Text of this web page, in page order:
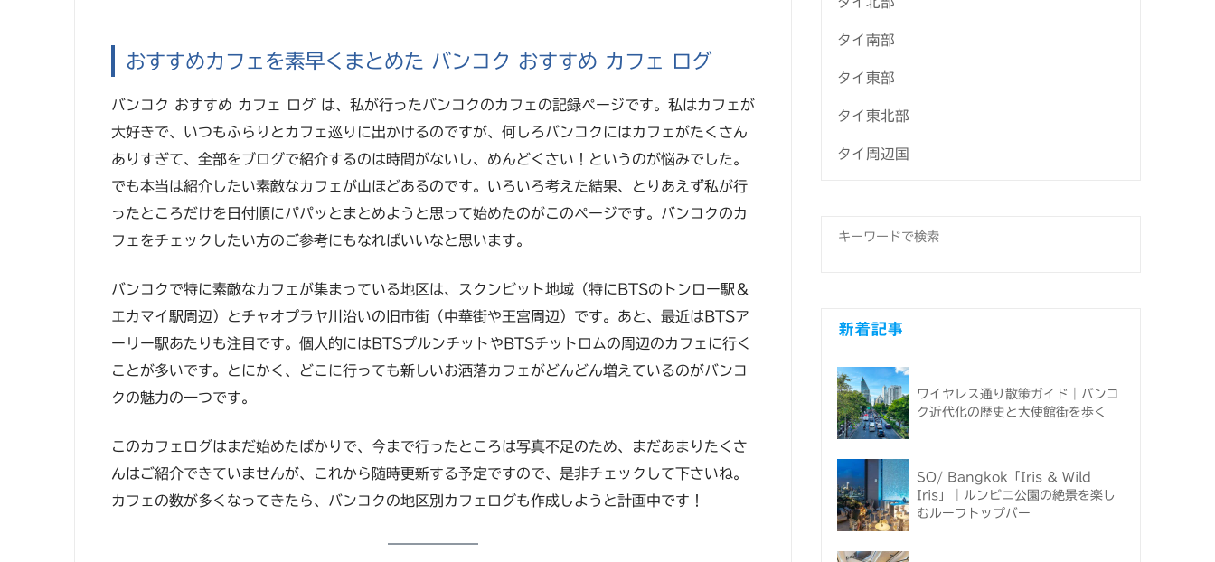
おすすめカフェを素早くまとめた バンコク おすすめ カフェ ログ
バンコク おすすめ カフェ ログ は、私が行ったバンコクのカフェの記録ページです。私はカフェが
大好きで、いつもふらりとカフェ巡りに出かけるのですが、何しろバンコクにはカフェがたくさん
ありすぎて、全部をブログで紹介するのは時間がないし、めんどくさい！というのが悩みでした。
でも本当は紹介したい素敵なカフェが山ほどあるのです。いろいろ考えた結果、とりあえず私が行
ったところだけを日付順にパパッとまとめようと思って始めたのがこのページです。バンコクのカ
フェをチェックしたい方のご参考にもなればいいなと思います。
バンコクで特に素敵なカフェが集まっている地区は、スクンビット地域（特にBTSのトンロー駅＆
エカマイ駅周辺）とチャオプラヤ川沿いの旧市街（中華街や王宮周辺）です。あと、最近はBTSア
ーリー駅あたりも注目です。個人的にはBTSプルンチットやBTSチットロムの周辺のカフェに行く
ことが多いです。とにかく、どこに行っても新しいお洒落カフェがどんどん増えているのがバンコ
クの魅力の一つです。
このカフェログはまだ始めたばかりで、今まで行ったところは写真不足のため、まだあまりたくさ
んはご紹介できていませんが、これから随時更新する予定ですので、是非チェックして下さいね。
カフェの数が多くなってきたら、バンコクの地区別カフェログも作成しようと計画中です！
タイ南部
タイ東部
タイ東北部
タイ周辺国
新着記事
ワイヤレス通り散策ガイド｜バンコ
ク近代化の歴史と大使館街を歩く
SO/ Bangkok「Iris & Wild
Iris」｜ルンピニ公園の絶景を楽し
むルーフトップバー